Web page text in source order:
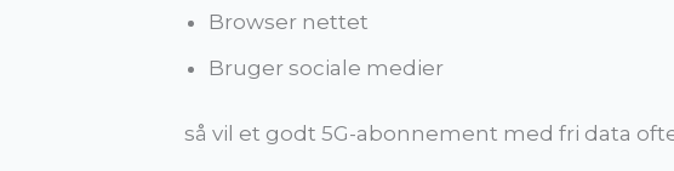
Browser nettet
Bruger sociale medier
så vil et godt 5G-abonnement med fri data